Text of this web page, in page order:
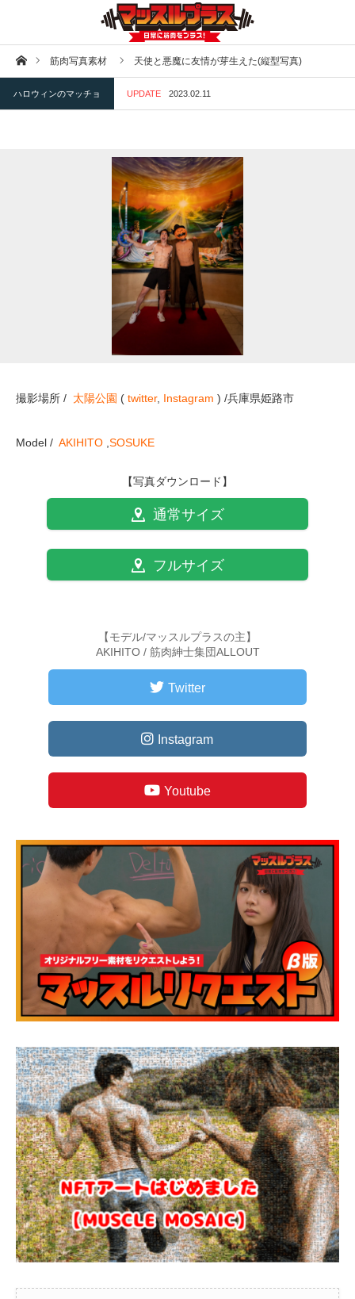
ホーム筋肉写真素材 天使と悪魔に友情が芽生えた(縦型写真)
ハロウィンのマッチョ UPDATE 2023.02.11
撮影場所 / 太陽公園 ( twitter, Instagram ) /兵庫県姫路市
Model / AKIHITO SOSUKE
【写真ダウンロード】
通常サイズ
フルサイズ
【モデル/マッスルプラスの主】
AKIHITO / 筋肉紳士集団ALLOUT
Twitter
Instagram
Youtube